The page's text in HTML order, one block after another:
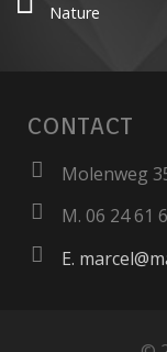
Nature
CONTACT
Molenweg
M. 06 24 61
E.